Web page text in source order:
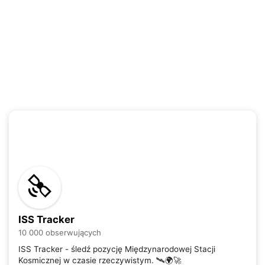
ISS Tracker
10 000 obserwujących
ISS Tracker - śledź pozycję Międzynarodowej Stacji
Kosmicznej w czasie rzeczywistym. 🛰️🌍🚀